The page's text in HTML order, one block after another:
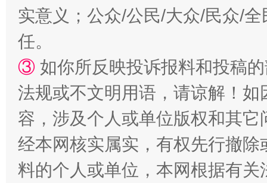
解纷+调解+退费，一次搞定
实意义；公众/公民/大众/民众/
任。
③ 如你所反映投诉报料和投稿
法规或不文明用语，请谅解！
容，涉及个人或单位版权和其它
经本网核实属实，有权先行撤
料的个人或单位，本网根据有